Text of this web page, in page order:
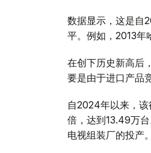
数据显示，这是自
平。例如，2013年
在创下历史新高后
要是由于进口产品
自2024年以来，
倍，达到13.49万
电视组装厂的投产。